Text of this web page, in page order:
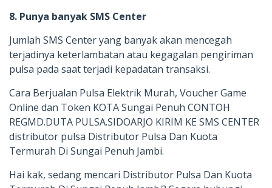
8. Punya banyak SMS Center
Jumlah SMS Center yang banyak akan mencegah
terjadinya keterlambatan atau kegagalan pengiriman
pulsa pada saat terjadi kepadatan transaksi.
Cara Berjualan Pulsa Elektrik Murah, Voucher Game
Online dan Token KOTA Sungai Penuh CONTOH
REGMD.DUTA PULSA.SIDOARJO KIRIM KE SMS CENTER
distributor pulsa Distributor Pulsa Dan Kuota
Termurah Di Sungai Penuh Jambi.
Hai kak, sedang mencari Distributor Pulsa Dan Kuota